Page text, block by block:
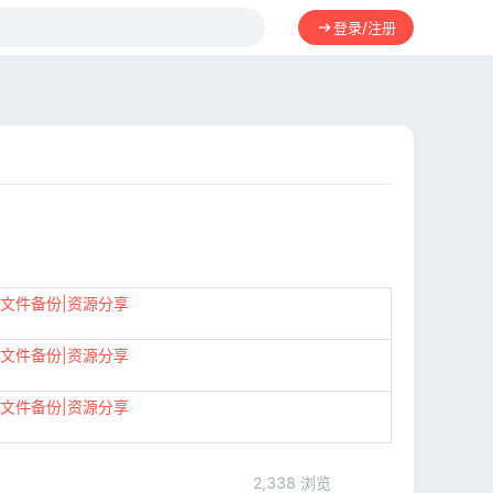
登录/注册
件备份|资源分享
件备份|资源分享
件备份|资源分享
2,338 浏览